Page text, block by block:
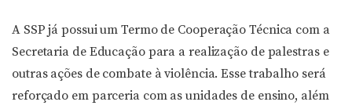
A SSP já possui um Termo de Cooperação Técnica com a
Secretaria de Educação para a realização de palestras e
outras ações de combate à violência. Esse trabalho será
reforçado em parceria com as unidades de ensino, além